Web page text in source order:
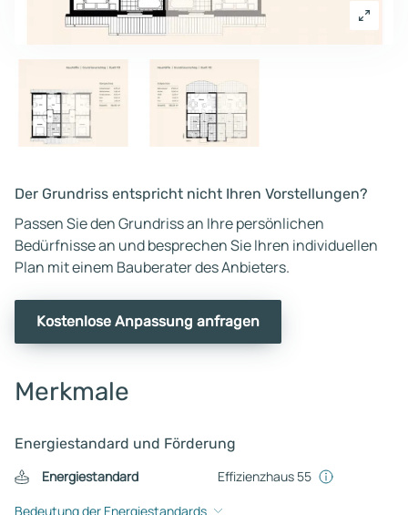
Der Grundriss entspricht nicht Ihren Vorstellungen?
Passen Sie den Grundriss an Ihre persönlichen
Bedürfnisse an und besprechen Sie Ihren individuellen
Plan mit einem Bauberater des Anbieters.
Kostenlose Anpassung anfragen
Merkmale
Energiestandard und Förderung
Energiestandard
Effizienzhaus 55
Bedeutung der Energiestandards